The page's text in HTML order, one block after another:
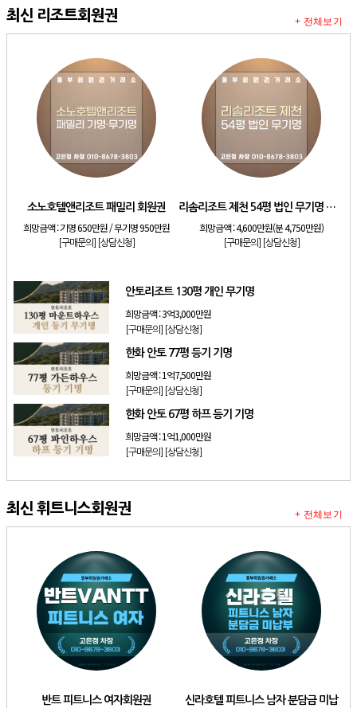
최신 리조트회원권
소노호텔앤리조트 패밀리 회원권
희망금액 :기명 650만원 / 무기명 950만원
[구매문의] [상담신청]
리솜리조트 제천 54평 법인 무기명 회원제
희망금액 :4,600만원(분 4,750만원)
[구매문의] [상담신청]
안토리조트 130평 개인 무기명
희망금액 :3억3,000만원
[구매문의] [상담신청]
한화 안토 77평 등기 기명
희망금액 :1억7,500만원
[구매문의] [상담신청]
한화 안토 67평 하프 등기 기명
희망금액 :1억1,000만원
[구매문의] [상담신청]
+ 전체보기
최신 휘트니스회원권
반트 피트니스 여자회원권 신라호텔 피트니스 남자 분담금 미납
+ 전체보기